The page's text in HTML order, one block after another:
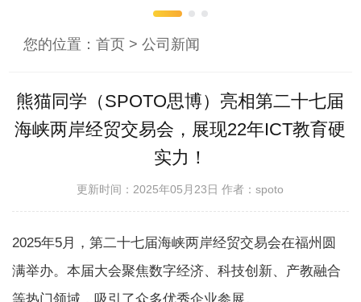
您的位置：首页 >公司新闻
熊猫同学（SPOTO思博）亮相第二十七届
海峡两岸经贸交易会，展现22年ICT教育硬
实力！
更新时间：2025年05月23日作者：spoto
2025年5月，第二十七届海峡两岸经贸交易会在福州圆
满举办。本届大会聚焦数字经济、科技创新、产教融合